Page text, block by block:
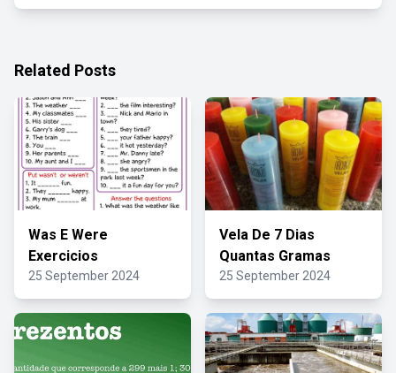
Related Posts
Was E Were
Exercicios
25 September 2024
Vela De 7 Dias
Quantas Gramas
25 September 2024